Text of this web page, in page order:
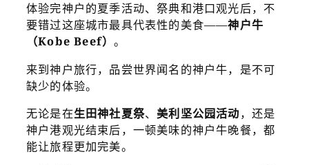
体验完神户的夏季活动、祭典和港口观光后，不
要错过这座城市最具代表性的美食——神户牛
（Kobe Beef）。
来到神户旅行，品尝世界闻名的神户牛，是不可
缺少的体验。
无论是在生田神社夏祭、 美利坚公园活动，还是
神户港观光结束后，一顿美味的神户牛晚餐，都
能让旅程更加完美。